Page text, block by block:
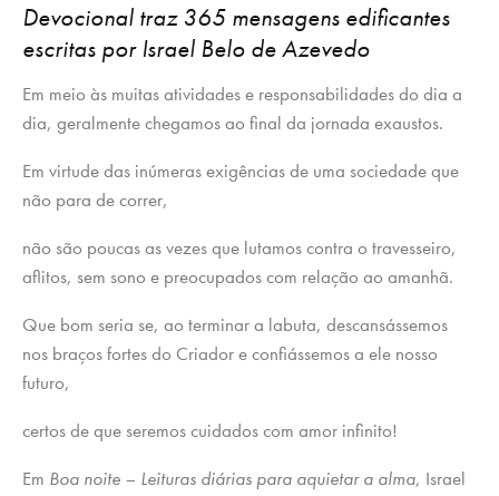
Devocional traz 365 mensagens edificantes
escritas por Israel Belo de Azevedo
Em meio às muitas atividades e responsabilidades do dia a
dia, geralmente chegamos ao final da jornada exaustos.
Em virtude das inúmeras exigências de uma sociedade que
não para de correr,
não são poucas as vezes que lutamos contra o travesseiro,
aflitos, sem sono e preocupados com relação ao amanhã.
Que bom seria se, ao terminar a labuta, descansássemos
nos braços fortes do Criador e confiássemos a ele nosso
futuro,
certos de que seremos cuidados com amor infinito!
Em Boa noite – Leituras diárias para aquietar a alma, Israel